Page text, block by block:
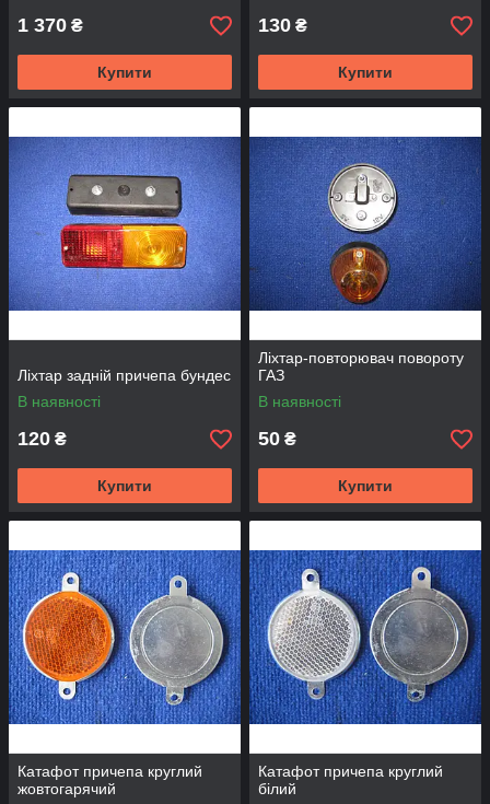
1 370 ₴
Купити
130 ₴
Купити
Ліхтар задній причепа бундес
В наявності
120 ₴
Купити
Ліхтар-повторювач повороту
ГАЗ
В наявності
50 ₴
Купити
Катафот причепа круглий
жовтогарячий
Катафот причепа круглий
білий